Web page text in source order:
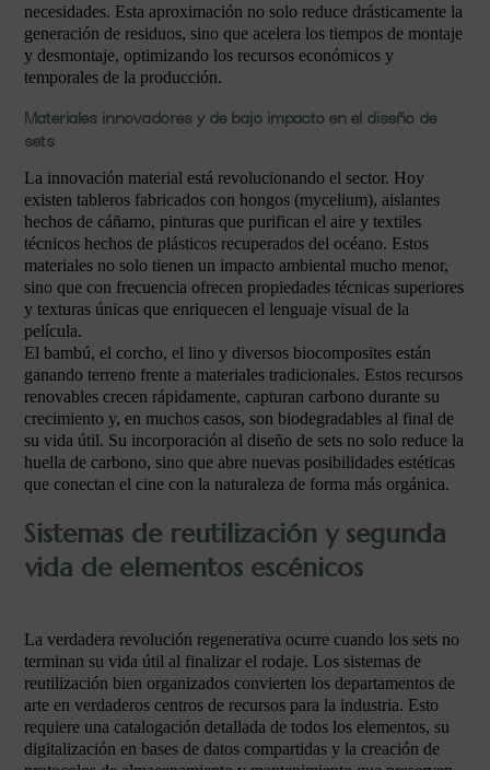
necesidades. Esta aproximación no solo reduce drásticamente la
generación de residuos, sino que acelera los tiempos de montaje
y desmontaje, optimizando los recursos económicos y
temporales de la producción.
Materiales innovadores y de bajo impacto en el diseño de
sets
La innovación material está revolucionando el sector. Hoy
existen tableros fabricados con hongos (mycelium), aislantes
hechos de cáñamo, pinturas que purifican el aire y textiles
técnicos hechos de plásticos recuperados del océano. Estos
materiales no solo tienen un impacto ambiental mucho menor,
sino que con frecuencia ofrecen propiedades técnicas superiores
y texturas únicas que enriquecen el lenguaje visual de la
película.
El bambú, el corcho, el lino y diversos biocomposites están
ganando terreno frente a materiales tradicionales. Estos recursos
renovables crecen rápidamente, capturan carbono durante su
crecimiento y, en muchos casos, son biodegradables al final de
su vida útil. Su incorporación al diseño de sets no solo reduce la
huella de carbono, sino que abre nuevas posibilidades estéticas
que conectan el cine con la naturaleza de forma más orgánica.
Sistemas de reutilización y segunda
vida de elementos escénicos
La verdadera revolución regenerativa ocurre cuando los sets no
terminan su vida útil al finalizar el rodaje. Los sistemas de
reutilización bien organizados convierten los departamentos de
arte en verdaderos centros de recursos para la industria. Esto
requiere una catalogación detallada de todos los elementos, su
digitalización en bases de datos compartidas y la creación de